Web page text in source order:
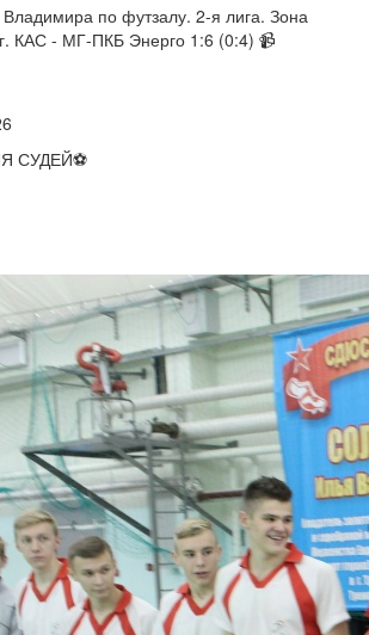
Владимира по футзалу. 2-я лига. Зона
КАС - МГ-ПКБ Энерго 1:6 (0:4) 📹
СУДЕЙ⚽